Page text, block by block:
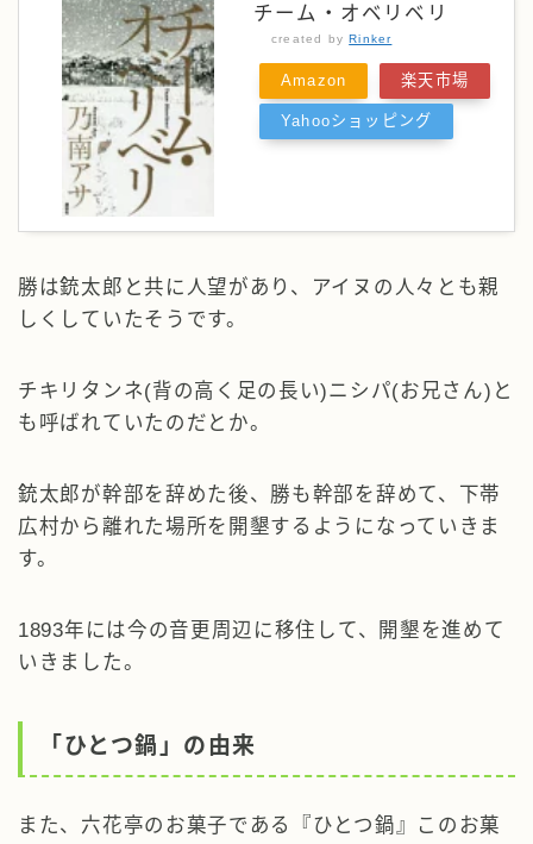
チーム・オベリベリ
created byRinker
Amazon 楽天市場
Yahooショッピング
勝は銃太郎と共に人望があり、アイヌの人々とも親
しくしていたそうです。
チキリタンネ(背の高く足の長い)ニシパ(お兄さん)と
も呼ばれていたのだとか。
銃太郎が幹部を辞めた後、勝も幹部を辞めて、下帯
広村から離れた場所を開墾するようになっていきま
す。
1893年には今の音更周辺に移住して、開墾を進めて
いきました。
「ひとつ鍋」の由来
また、六花亭のお菓子である『ひとつ鍋』このお菓